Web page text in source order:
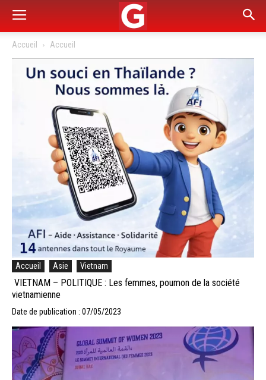
Accueil Accueil
Accueil Asie Vietnam
VIETNAM – POLITIQUE : Les femmes, poumon de la société
vietnamienne
Date de publication : 07/05/2023